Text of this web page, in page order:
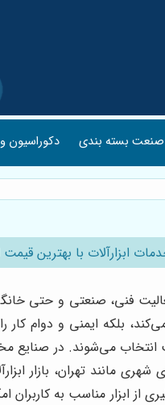
صنعت بسته بندی دکوراسیون
ابزارآلات با بهترین
فعالیت فنی، صنعتی و حتی
می‌کند، بلکه ایمنی و
می‌شوند. در صنایع
مانند تهران، بازار
از ابزار مناسب به